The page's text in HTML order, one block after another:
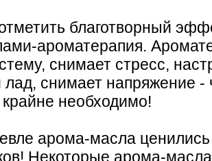
благотворный
ароматерапия.
снимает стресс,
лад, снимает напряжение -
необходимо!
арома-масла ценились
Некоторые арома-